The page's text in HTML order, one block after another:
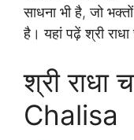
साधना भी है, जो
है। यहां पढ़ें श्री राधा
श्री राधा
Chalisa